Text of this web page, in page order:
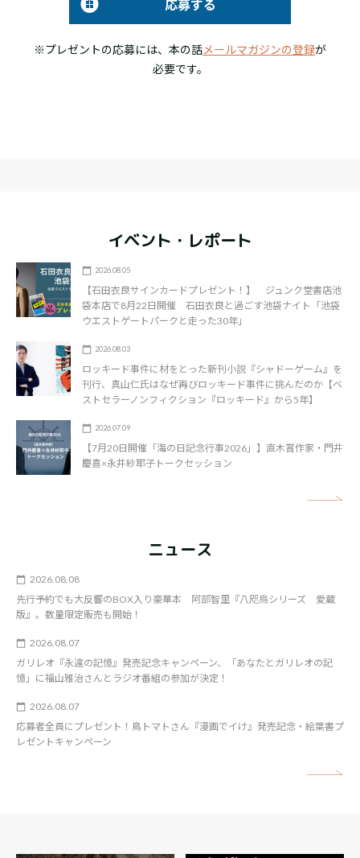
応募する
※プレゼントの応募には、本の話メールマガジンの登録が
必要です。
イベント・レポート
2026.08.05
【石田衣良サインカードプレゼント！】 ジュンク堂書店池
袋本店で8月22日開催 石田衣良と過ごす池袋ナイト「池袋
ウエストゲートパークと走った30年」
2026.08.03
ロッキード事件に材をとった新刊小説『シャドーゲーム』を
刊行、真山仁氏はなぜ再びロッキード事件に挑んだのか【ベ
ストセラーノンフィクション『ロッキード』から5年】
2026.07.09
【7月20日開催「海の日記念行事2026」】直木賞作家・門井
慶喜×永井紗耶子トークセッション
ニュース
2026.08.08
先行予約でも大反響のBOX入り豪華本 阿部智里『八咫烏シリーズ 愛蔵
版』。数量限定販売も開始！
2026.08.07
ガリレオ『永遠の記憶』発売記念キャンペーン、「あなたとガリレオの記
憶」に福山雅治さんとラジオ番組の参加が決定！
2026.08.07
応募者全員にプレゼント！鳥トマトさん『漫画でイけ』発売記念・絵葉書プ
レゼントキャンペーン